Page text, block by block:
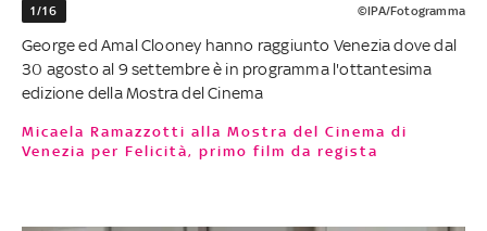
1/16 ©IPA/Fotogramma
George ed Amal Clooney hanno raggiunto Venezia dove dal
30 agosto al 9 settembre è in programma l'ottantesima
edizione della Mostra del Cinema
Micaela Ramazzotti alla Mostra del Cinema di
Venezia per Felicità, primo film da regista